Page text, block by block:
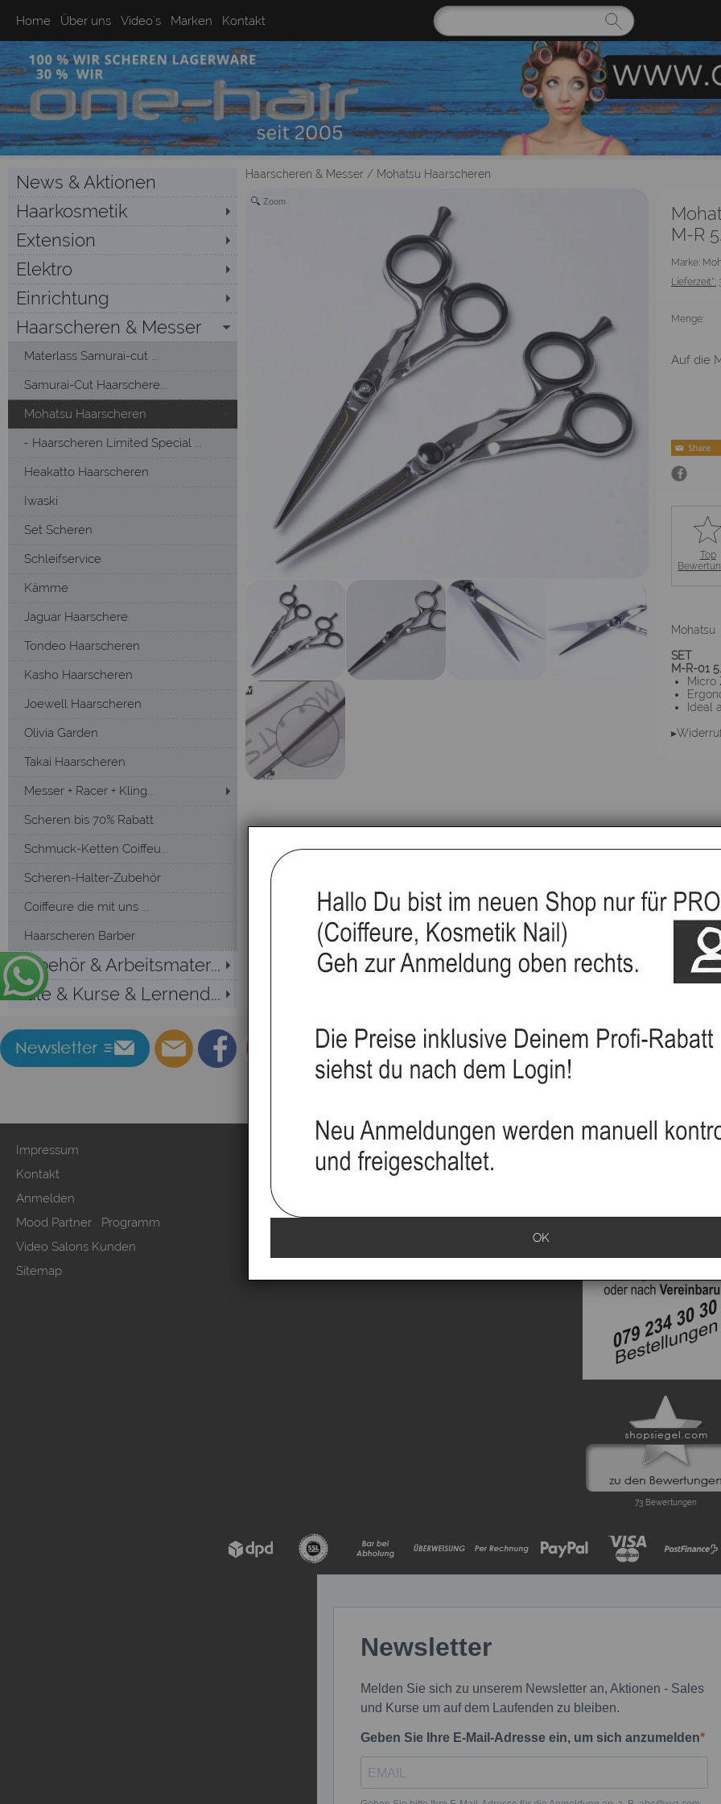
Home Über uns Video`s Marken Kontakt
News & Aktionen
Haarkosmetik
Extension
Elektro
Einrichtung
Haarscheren & Messer
Materlass Samurai-cut ...
Samurai-Cut Haarschere...
Mohatsu Haarscheren
Haarscheren Limited Special ...
Heakatto Haarscheren
Iwaski
Set Scheren
Schleifservice
Kämme
Jaguar Haarschere
Tondeo Haarscheren
Kasho Haarscheren
Joewell Haarscheren
Olivia Garden
Takai Haarscheren
Messer + Racer + Kling...
Scheren bis 70% Rabatt
Schmuck-Ketten Coiffeu...
Scheren-Halter-Zubehör
Coiffeure die mit uns ...
Haarscheren Barber
Zubehör & Arbeitsmater...
Sale & Kurse & Lernend...
Haarscheren & Messer / Mohatsu Haarscheren
Zoom
M-R
Marke:
Lieferzeit*:
Menge:
Auf die
Top
Mohatsu
SET
M-R-01
Micro
Ideal
Impressum
Kontakt
Anmelden
Mood Partner Programm
Video Salons Kunden
Sitemap
Zahlung & Versand
AGB & Kundeninfo
Kundeninformationen
OK